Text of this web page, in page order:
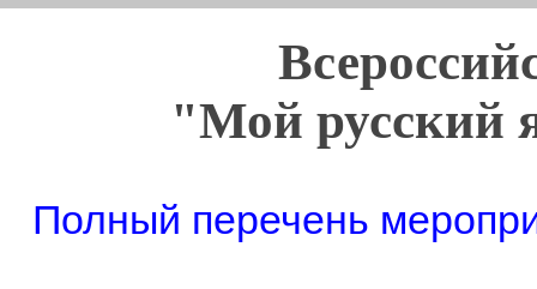
"Мой русский
Полный перечень